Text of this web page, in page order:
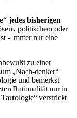
“ jedes bisherigen
politischem oder
- immer nur eine
zu einer
„Nach-denker“
und bemerkst
Rationalität nur in
Tautologie“ verstrickt